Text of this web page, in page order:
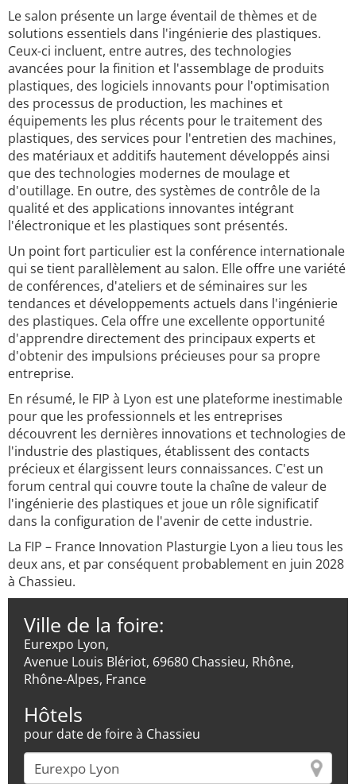
Le salon présente un large éventail de thèmes et de
solutions essentiels dans l'ingénierie des plastiques.
Ceux-ci incluent, entre autres, des technologies
avancées pour la finition et l'assemblage de produits
plastiques, des logiciels innovants pour l'optimisation
des processus de production, les machines et
équipements les plus récents pour le traitement des
plastiques, des services pour l'entretien des machines,
des matériaux et additifs hautement développés ainsi
que des technologies modernes de moulage et
d'outillage. En outre, des systèmes de contrôle de la
qualité et des applications innovantes intégrant
l'électronique et les plastiques sont présentés.
Un point fort particulier est la conférence internationale
qui se tient parallèlement au salon. Elle offre une variété
de conférences, d'ateliers et de séminaires sur les
tendances et développements actuels dans l'ingénierie
des plastiques. Cela offre une excellente opportunité
d'apprendre directement des principaux experts et
d'obtenir des impulsions précieuses pour sa propre
entreprise.
En résumé, le FIP à Lyon est une plateforme inestimable
pour que les professionnels et les entreprises
découvrent les dernières innovations et technologies de
l'industrie des plastiques, établissent des contacts
précieux et élargissent leurs connaissances. C'est un
forum central qui couvre toute la chaîne de valeur de
l'ingénierie des plastiques et joue un rôle significatif
dans la configuration de l'avenir de cette industrie.
La FIP – France Innovation Plasturgie Lyon a lieu tous les
deux ans, et par conséquent probablement en juin 2028
à Chassieu.
Ville de la foire:
Eurexpo Lyon,
Avenue Louis Blériot, 69680 Chassieu, Rhône,
Rhône-Alpes, France
Hôtels
pour date de foire à Chassieu